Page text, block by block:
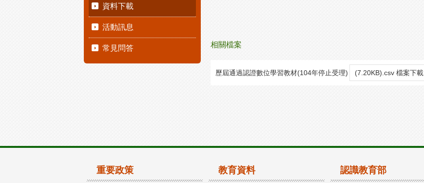
資料下載
活動訊息
常見問答 相關檔案
歷屆通過認證數位學習教材(104年停止受理) (7.20KB).csv 檔案下載
重要政策 教育資料 認識教育部